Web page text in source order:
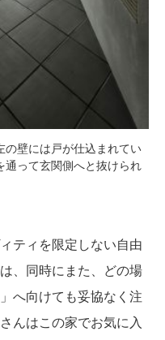
の壁には戸が仕込まれてい
通って玄関側へと抜けられ
ティを限定しない自由
、同時にまた、どの場
へ向けても妥協なく注
んはこの家でお気に入